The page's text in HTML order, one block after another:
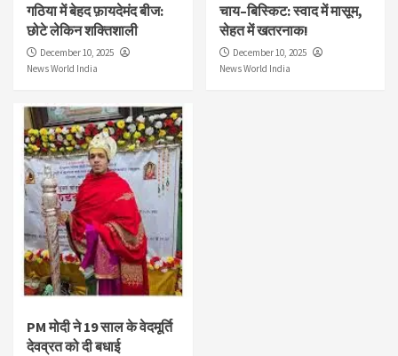
गठिया में बेहद फ़ायदेमंद बीज:
छोटे लेकिन शक्तिशाली
December 10, 2025
News World India
चाय–बिस्किट: स्वाद में मासूम,
सेहत में खतरनाक!
December 10, 2025
News World India
PM मोदी ने 19 साल के वेदमूर्ति
देवव्रत को दी बधाई